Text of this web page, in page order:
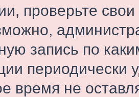
проверьте
запись по
периодически
время не